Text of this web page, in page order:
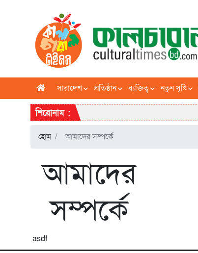
সারাদেশ প্রতিষ্ঠান ব্যক্তিত্ব নতুন সৃষ্টি
শিরোনাম :
হোম আমাদের সম্পর্কে
আমাদের
সম্পর্কে
asdf